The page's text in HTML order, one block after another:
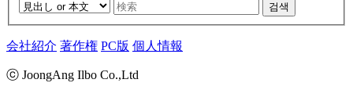
검색
会社紹介 著作権 PC版 個人情報
ⓒ JoongAng Ilbo Co.,Ltd